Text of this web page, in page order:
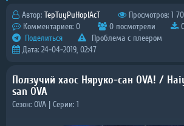
Автор: TepTuyPuHoplAcT
Просмотров: 1
Комментариев: 0
0 посмотрели
Поделиться
Проблема с плеером
Дата: 24-04-2019, 02:47
Ползучий хаос Няруко-сан OVA! /
san OVA
Сезон: OVA | Серии: 1